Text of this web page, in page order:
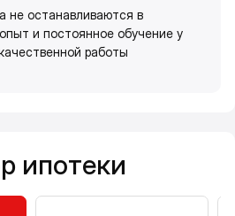
не останавливаются в
и постоянное обучение у
работы
ипотеки